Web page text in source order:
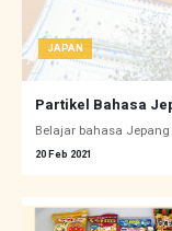
JAPAN
Partikel Bahasa
Belajar bahasa Jepang
20 Feb 2021